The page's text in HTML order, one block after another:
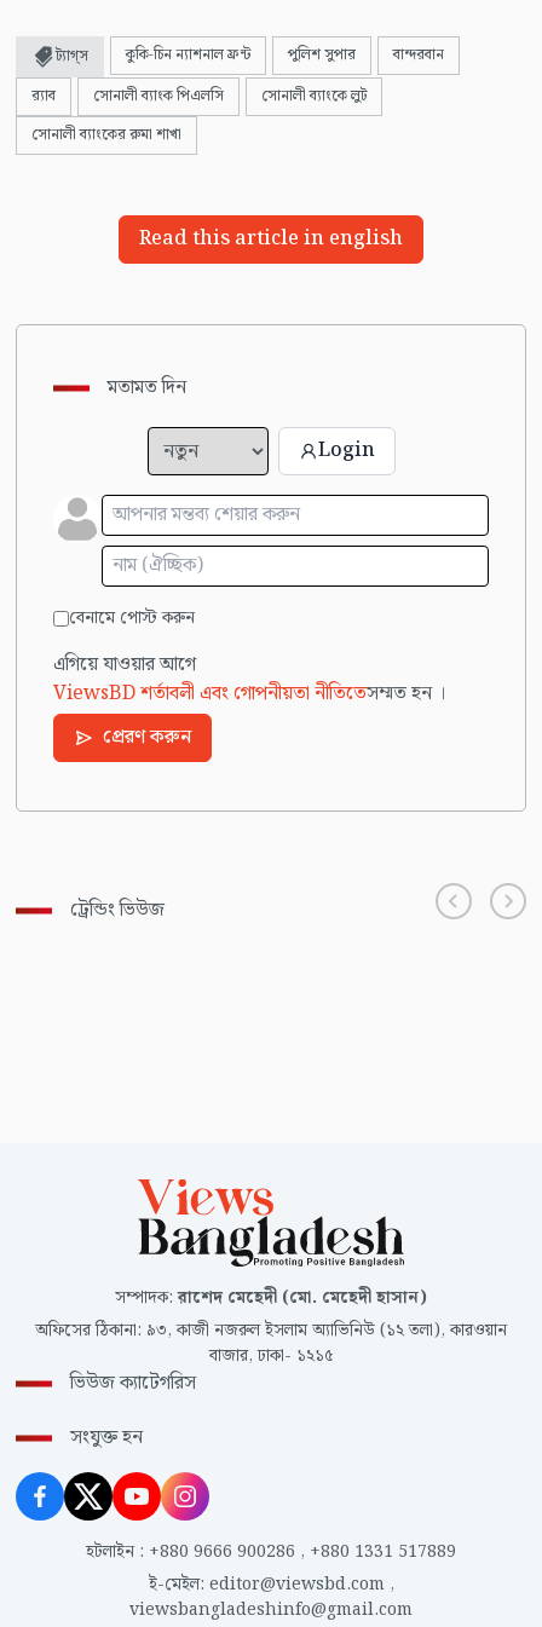
ট্যাগ্স কুকি-চিন ন্যাশনাল ফ্রন্ট পুলিশ সুপার
বান্দরবান
র‌্যাব
সোনালী ব্যাংক পিএলসি
সোনালী ব্যাংকে লুট
সোনালী ব্যাংকের রুমা শাখা
Read this article in english
মতামত দিন
Login
বেনামে পোস্ট করুন
এগিয়ে যাওয়ার আগে
ViewsBD শর্তাবলী এবং গোপনীয়তা নীতিতেসম্মত হন ।
প্রেরণ করুন
ট্রেন্ডিং ভিউজ
সম্পাদক:রাশেদ মেহেদী (মো. মেহেদী হাসান)
অফিসের ঠিকানা: ৯৩, কাজী নজরুল ইসলাম অ্যাভিনিউ (১২ তলা), কারওয়ান
বাজার, ঢাকা- ১২১৫
ভিউজ ক্যাটেগরিস
সংযুক্ত হন
হটলাইন : +880 9666 900286 , +880 1331 517889
ই-মেইল: editor@viewsbd.com,
viewsbangladeshinfo@gmail.com